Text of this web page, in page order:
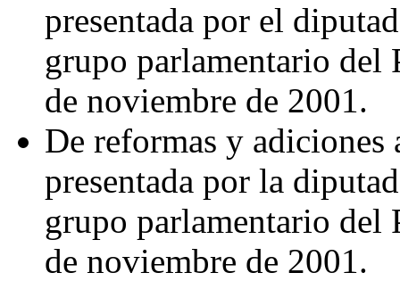
presentada por el
grupo parlamentario del
de noviembre de 2001.
De reformas y
presentada por la
grupo parlamentario del
de noviembre de 2001.